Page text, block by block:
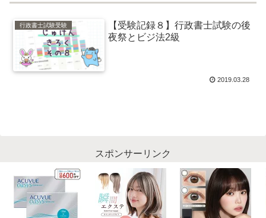
行政書士試験受験
【受験記録８】行政書士試験の後
夜祭とビジ法2級
2019.03.28
スポンサーリンク